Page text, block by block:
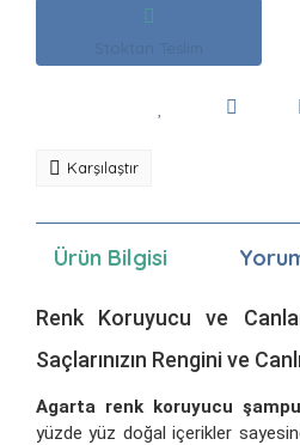
Karşılaştır
Ürün Bilgisi
Renk Koruyucu ve
Saçlarınızın Rengini ve
Agarta renk koruyucu
yüzde yüz doğal içerikler